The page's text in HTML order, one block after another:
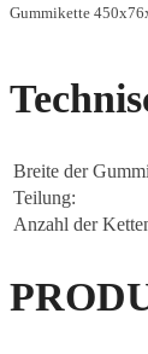
Gummikette
Breite der
Teilung:
Anzahl der